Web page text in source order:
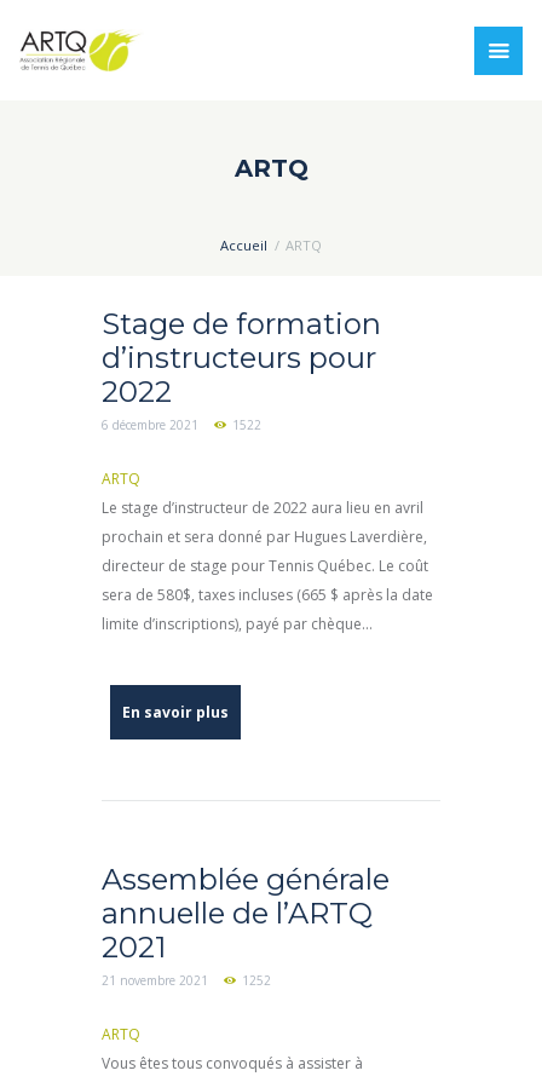
ARTQ
Accueil ARTQ
Stage de formation
d’instructeurs pour
2022
6 décembre 2021 1522
ARTQ
Le stage d’instructeur de 2022 aura lieu en avril
prochain et sera donné par Hugues Laverdière,
directeur de stage pour Tennis Québec. Le coût
sera de 580$, taxes incluses (665 $ après la date
limite d’inscriptions), payé par chèque...
En savoir plus
Assemblée générale
annuelle de l’ARTQ
2021
21 novembre 2021 1252
ARTQ
Vous êtes tous convoqués à assister à